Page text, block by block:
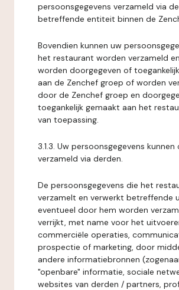
persoonsgegevens verzameld via de
betreffende entiteit binnen de
Bovendien kunnen uw
het restaurant worden verzameld
worden doorgegeven of
aan de Zenchef groep of worden
door de Zenchef groep en
toegankelijk gemaakt aan het
van toepassing.
3.1.3. Uw persoonsgegevens
verzameld via derden.
De persoonsgegevens die het
verzamelt en verwerkt betreffende
eventueel door hem worden
verrijkt, met name voor het
commerciële operaties,
prospectie of marketing, door
andere informatiebronnen
"openbare" informatie, sociale
websites van derden / partners,